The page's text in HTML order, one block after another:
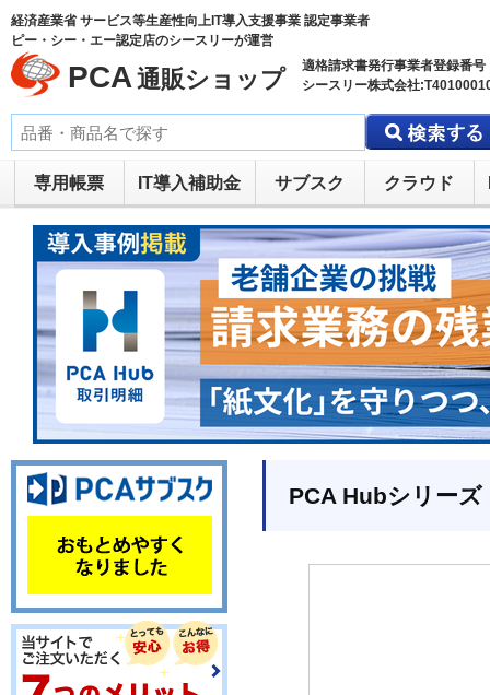
経済産業省 サービス等生産性向上IT導入支援事業 認定事業者
ピー・シー・エー認定店のシースリーが運営
PCA 通販ショップ
適格請求書発行事業者登録番号
シースリー株式会社
専用帳票 IT導入補助金 サブスク クラウド
PCA Hubシリーズ